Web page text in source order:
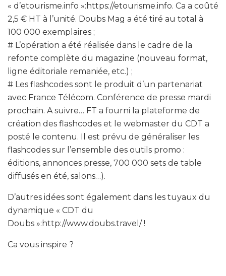
« d’etourisme.info »:https://etourisme.info. Ca a coûté
2,5 € HT à l’unité. Doubs Mag a été tiré au total à
100 000 exemplaires ;
# L’opération a été réalisée dans le cadre de la
refonte complète du magazine (nouveau format,
ligne éditoriale remaniée, etc.) ;
# Les flashcodes sont le produit d’un partenariat
avec France Télécom. Conférence de presse mardi
prochain. A suivre… FT a fourni la plateforme de
création des flashcodes et le webmaster du CDT a
posté le contenu. Il est prévu de généraliser les
flashcodes sur l’ensemble des outils promo :
éditions, annonces presse, 700 000 sets de table
diffusés en été, salons…).
D’autres idées sont également dans les tuyaux du
dynamique « CDT du
Doubs »:http://www.doubs.travel/ !
Ca vous inspire ?